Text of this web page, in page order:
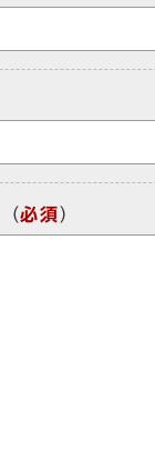
（必須）